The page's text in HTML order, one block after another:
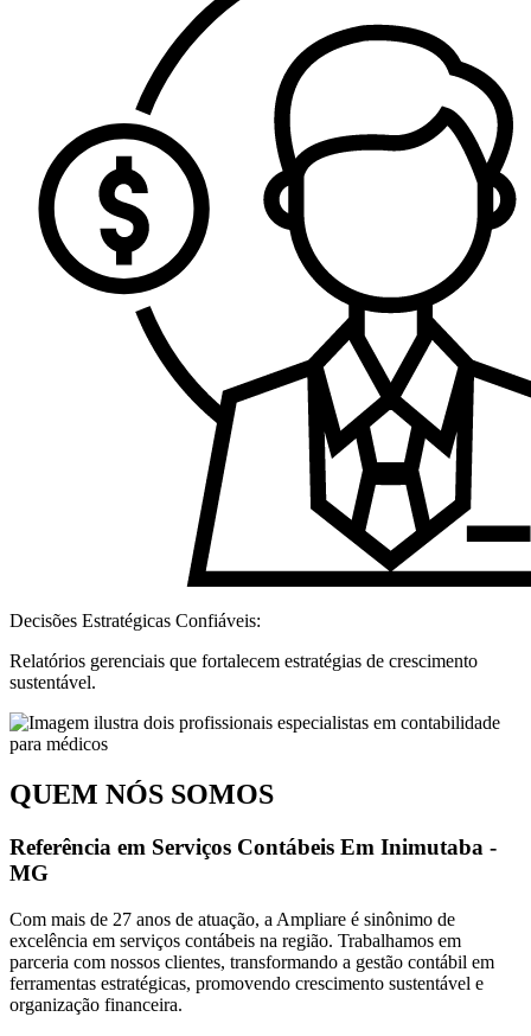
Decisões Estratégicas Confiáveis:
Relatórios gerenciais que fortalecem estratégias de crescimento
sustentável.
QUEM NÓS SOMOS
Referência em Serviços Contábeis Em Inimutaba -
MG
Com mais de 27 anos de atuação, a Ampliare é sinônimo de
excelência em serviços contábeis na região. Trabalhamos em
parceria com nossos clientes, transformando a gestão contábil em
ferramentas estratégicas, promovendo crescimento sustentável e
organização financeira.